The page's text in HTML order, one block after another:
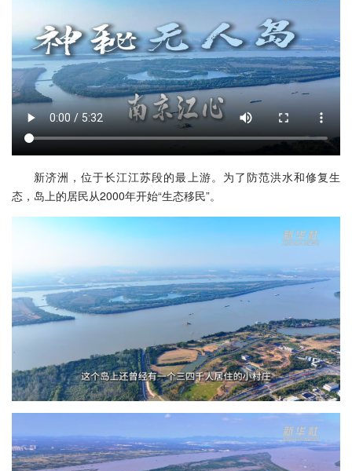
新济洲，位于长江江苏段的最上游。为了防范洪水和修复生
态，岛上的居民从2000年开始“生态移民”。